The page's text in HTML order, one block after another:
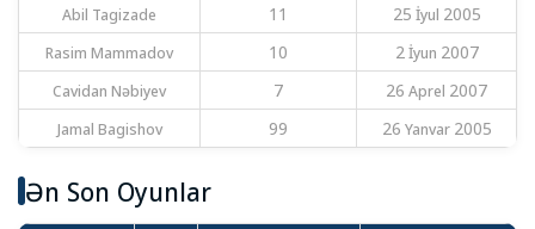
Abil Tagizade
11
25 İyul 2005
Rasim Mammadov
10
2 İyun 2007
Cavidan Nəbiyev
7
26 Aprel 2007
Jamal Bagishov
99 26 Yanvar 2005
Ən Son Oyunlar